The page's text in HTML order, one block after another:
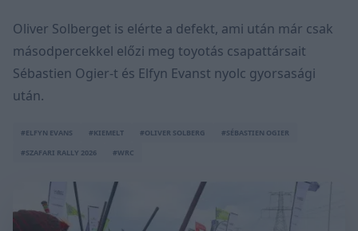
Oliver Solberget is elérte a defekt, ami után már csak
másodpercekkel előzi meg toyotás csapattársait
Sébastien Ogier-t és Elfyn Evanst nyolc gyorsasági
után.
#ELFYN EVANS #KIEMELT #OLIVER SOLBERG
#SÉBASTIEN OGIER
#SZAFARI RALLY 2026
#WRC